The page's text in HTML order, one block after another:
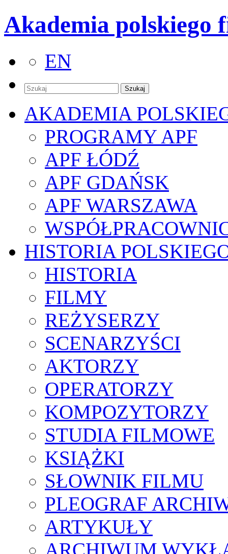
Akademia polskiego
EN
AKADEMIA
PROGRAMY APF
APF ŁÓDŹ
APF GDAŃSK
APF WARSZAWA
HISTORIA
HISTORIA
FILMY
REŻYSERZY
SCENARZYŚCI
AKTORZY
OPERATORZY
KOMPOZYTORZY
STUDIA FILMOWE
KSIĄŻKI
SŁOWNIK FILMU
PLEOGRAF
ARTYKUŁY
ARCHIWUM